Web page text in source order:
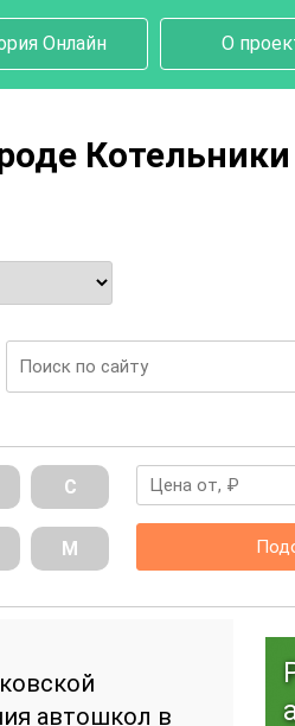
Онлайн О
Котельники
С
М
автошкол в